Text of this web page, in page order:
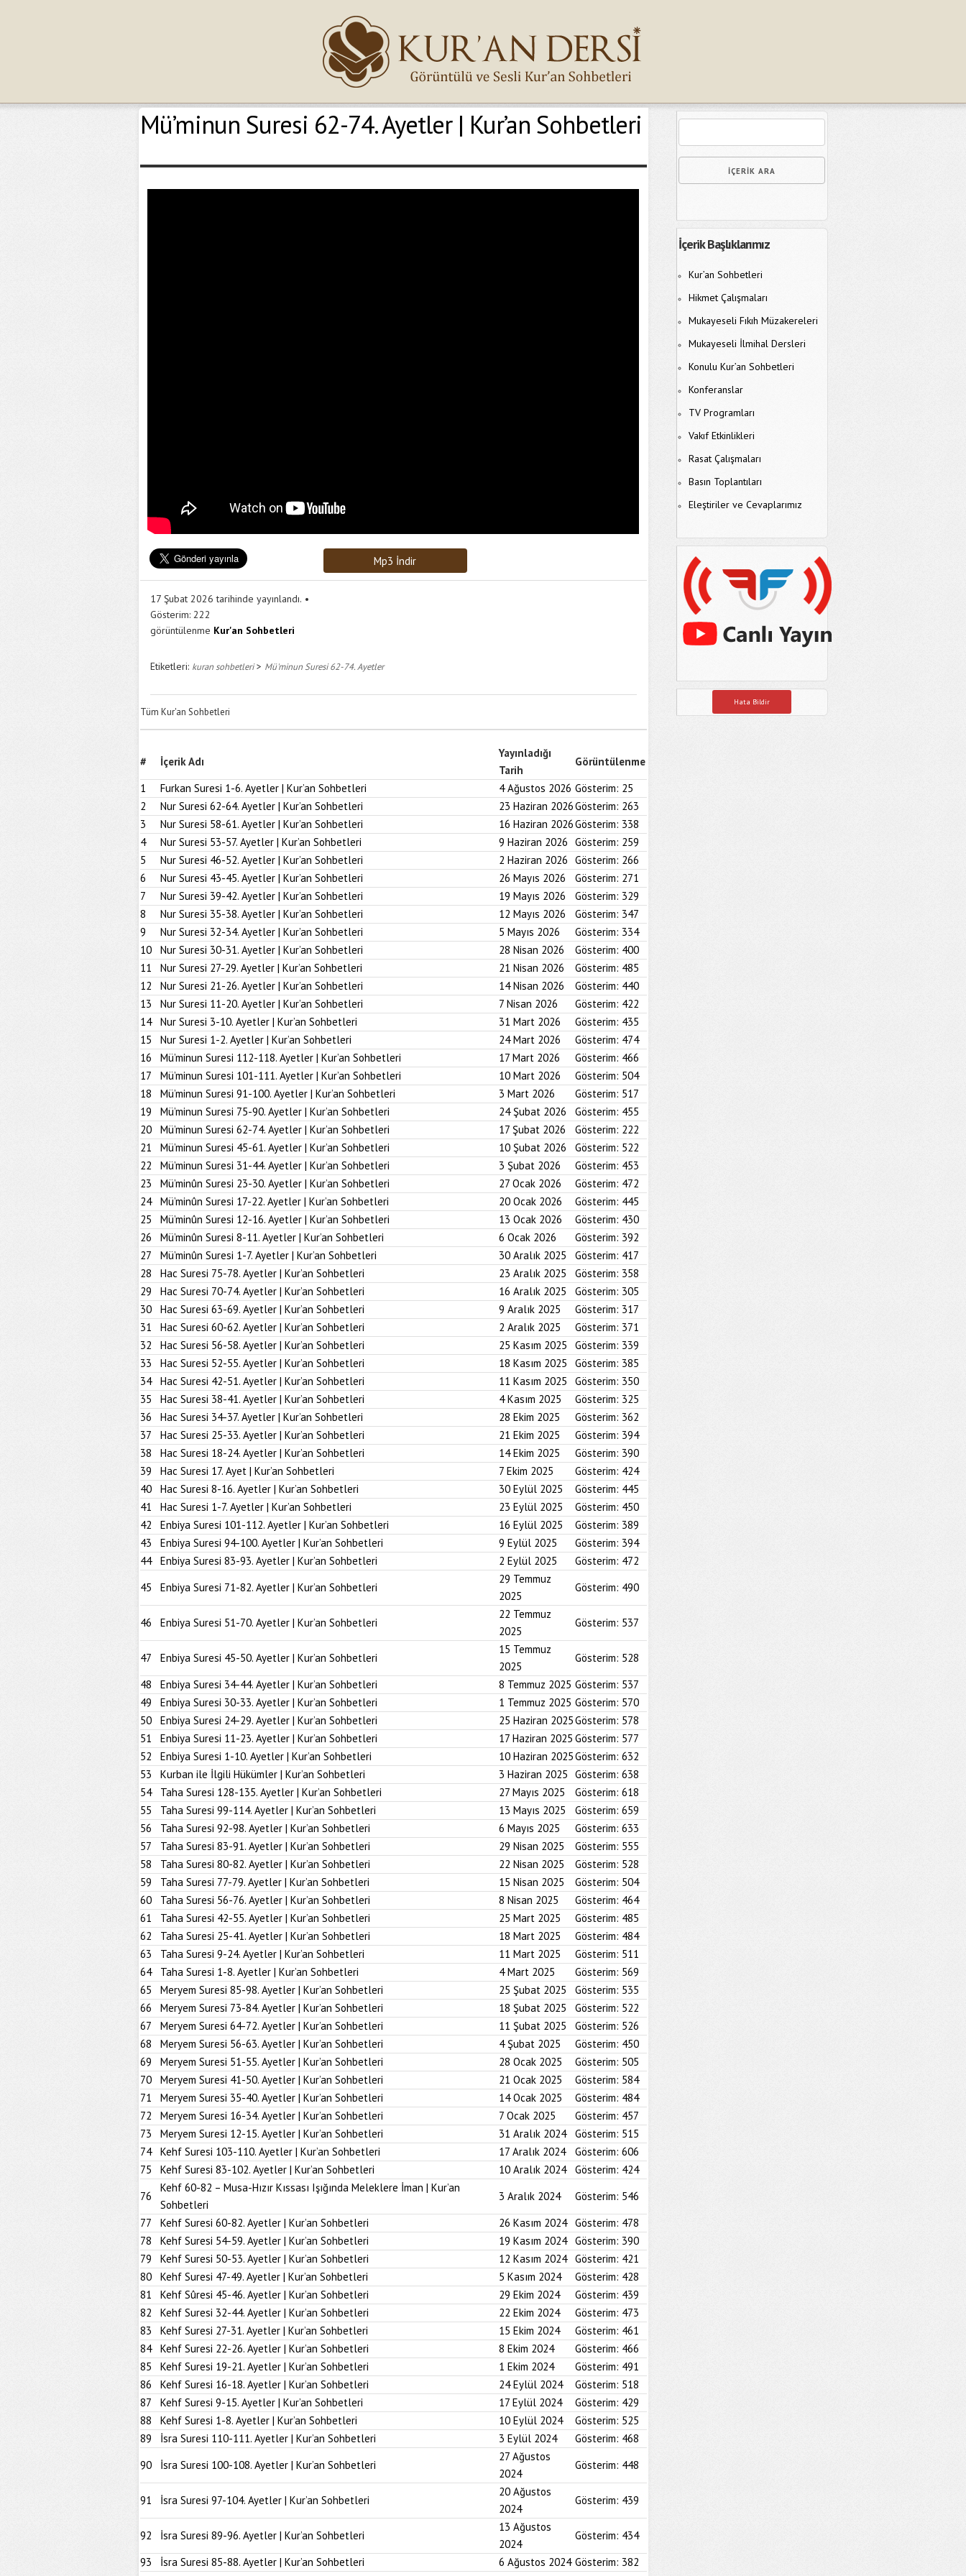
Mü’minun Suresi 62-74. Ayetler | Kur’an Sohbetleri
Mp3 İndir
17 Şubat 2026 tarihinde yayınlandı.
Gösterim: 222
görüntülenme Kur'an Sohbetleri
Etiketleri: kuran sohbetleri> Mü'minun Suresi 62-74. Ayetler
Tüm Kur'an Sohbetleri
# İçerik Adı
Yayınladığı
Tarih
Görüntülenme
1
Furkan Suresi 1-6. Ayetler | Kur’an Sohbetleri 4 Ağustos 2026 Gösterim: 25
2
Nur Suresi 62-64. Ayetler | Kur’an Sohbetleri 23 Haziran 2026Gösterim: 263
3
Nur Suresi 58-61. Ayetler | Kur’an Sohbetleri 16 Haziran 2026Gösterim: 338
4
Nur Suresi 53-57. Ayetler | Kur’an Sohbetleri 9 Haziran 2026 Gösterim: 259
5
Nur Suresi 46-52. Ayetler | Kur’an Sohbetleri 2 Haziran 2026 Gösterim: 266
6
Nur Suresi 43-45. Ayetler | Kur’an Sohbetleri 26 Mayıs 2026 Gösterim: 271
7
Nur Suresi 39-42. Ayetler | Kur’an Sohbetleri 19 Mayıs 2026 Gösterim: 329
8
Nur Suresi 35-38. Ayetler | Kur’an Sohbetleri 12 Mayıs 2026 Gösterim: 347
9
Nur Suresi 32-34. Ayetler | Kur’an Sohbetleri 5 Mayıs 2026 Gösterim: 334
10
Nur Suresi 30-31. Ayetler | Kur’an Sohbetleri 28 Nisan 2026 Gösterim: 400
11
Nur Suresi 27-29. Ayetler | Kur’an Sohbetleri 21 Nisan 2026 Gösterim: 485
12
Nur Suresi 21-26. Ayetler | Kur’an Sohbetleri 14 Nisan 2026 Gösterim: 440
13
Nur Suresi 11-20. Ayetler | Kur’an Sohbetleri 7 Nisan 2026 Gösterim: 422
14
Nur Suresi 3-10. Ayetler | Kur’an Sohbetleri 31 Mart 2026 Gösterim: 435
15
Nur Suresi 1-2. Ayetler | Kur’an Sohbetleri 24 Mart 2026 Gösterim: 474
16
Mü’minun Suresi 112-118. Ayetler | Kur’an Sohbetleri 17 Mart 2026 Gösterim: 466
17
Mü’minun Suresi 101-111. Ayetler | Kur’an Sohbetleri 10 Mart 2026 Gösterim: 504
18
Mü’minun Suresi 91-100. Ayetler | Kur’an Sohbetleri 3 Mart 2026 Gösterim: 517
19
Mü’minun Suresi 75-90. Ayetler | Kur’an Sohbetleri 24 Şubat 2026 Gösterim: 455
20
Mü’minun Suresi 62-74. Ayetler | Kur’an Sohbetleri 17 Şubat 2026 Gösterim: 222
21
Mü’minun Suresi 45-61. Ayetler | Kur’an Sohbetleri 10 Şubat 2026 Gösterim: 522
22
Mü’minun Suresi 31-44. Ayetler | Kur’an Sohbetleri 3 Şubat 2026 Gösterim: 453
23
Mü’minûn Suresi 23-30. Ayetler | Kur’an Sohbetleri 27 Ocak 2026 Gösterim: 472
24
Mü’minûn Suresi 17-22. Ayetler | Kur’an Sohbetleri 20 Ocak 2026 Gösterim: 445
25
Mü’minûn Suresi 12-16. Ayetler | Kur’an Sohbetleri 13 Ocak 2026 Gösterim: 430
26
Mü’minûn Suresi 8-11. Ayetler | Kur’an Sohbetleri 6 Ocak 2026 Gösterim: 392
27
Mü’minûn Suresi 1-7. Ayetler | Kur’an Sohbetleri 30 Aralık 2025 Gösterim: 417
28
Hac Suresi 75-78. Ayetler | Kur’an Sohbetleri 23 Aralık 2025 Gösterim: 358
29
Hac Suresi 70-74. Ayetler | Kur’an Sohbetleri 16 Aralık 2025 Gösterim: 305
30
Hac Suresi 63-69. Ayetler | Kur’an Sohbetleri 9 Aralık 2025 Gösterim: 317
31
Hac Suresi 60-62. Ayetler | Kur’an Sohbetleri 2 Aralık 2025 Gösterim: 371
32
Hac Suresi 56-58. Ayetler | Kur’an Sohbetleri 25 Kasım 2025 Gösterim: 339
33
Hac Suresi 52-55. Ayetler | Kur’an Sohbetleri 18 Kasım 2025 Gösterim: 385
34
Hac Suresi 42-51. Ayetler | Kur’an Sohbetleri 11 Kasım 2025 Gösterim: 350
35
Hac Suresi 38-41. Ayetler | Kur’an Sohbetleri 4 Kasım 2025 Gösterim: 325
36
Hac Suresi 34-37. Ayetler | Kur’an Sohbetleri 28 Ekim 2025 Gösterim: 362
37
Hac Suresi 25-33. Ayetler | Kur’an Sohbetleri 21 Ekim 2025 Gösterim: 394
38
Hac Suresi 18-24. Ayetler | Kur’an Sohbetleri 14 Ekim 2025 Gösterim: 390
39
Hac Suresi 17. Ayet | Kur’an Sohbetleri 7 Ekim 2025 Gösterim: 424
40
Hac Suresi 8-16. Ayetler | Kur’an Sohbetleri 30 Eylül 2025 Gösterim: 445
41
Hac Suresi 1-7. Ayetler | Kur’an Sohbetleri 23 Eylül 2025 Gösterim: 450
42
Enbiya Suresi 101-112. Ayetler | Kur’an Sohbetleri 16 Eylül 2025 Gösterim: 389
43
Enbiya Suresi 94-100. Ayetler | Kur’an Sohbetleri 9 Eylül 2025 Gösterim: 394
44
Enbiya Suresi 83-93. Ayetler | Kur’an Sohbetleri 2 Eylül 2025 Gösterim: 472
45
Enbiya Suresi 71-82. Ayetler | Kur’an Sohbetleri
29 Temmuz
2025
Gösterim: 490
46 Enbiya Suresi 51-70. Ayetler | Kur’an Sohbetleri
22 Temmuz
2025
Gösterim: 537
47 Enbiya Suresi 45-50. Ayetler | Kur’an Sohbetleri
15 Temmuz
2025
Gösterim: 528
48
Enbiya Suresi 34-44. Ayetler | Kur’an Sohbetleri 8 Temmuz 2025 Gösterim: 537
49
Enbiya Suresi 30-33. Ayetler | Kur’an Sohbetleri 1 Temmuz 2025 Gösterim: 570
50
Enbiya Suresi 24-29. Ayetler | Kur’an Sohbetleri 25 Haziran 2025Gösterim: 578
51
Enbiya Suresi 11-23. Ayetler | Kur’an Sohbetleri 17 Haziran 2025 Gösterim: 577
52
Enbiya Suresi 1-10. Ayetler | Kur’an Sohbetleri 10 Haziran 2025Gösterim: 632
53
Kurban ile İlgili Hükümler | Kur’an Sohbetleri 3 Haziran 2025 Gösterim: 638
54
Taha Suresi 128-135. Ayetler | Kur’an Sohbetleri 27 Mayıs 2025 Gösterim: 618
55
Taha Suresi 99-114. Ayetler | Kur’an Sohbetleri 13 Mayıs 2025 Gösterim: 659
56
Taha Suresi 92-98. Ayetler | Kur’an Sohbetleri 6 Mayıs 2025 Gösterim: 633
57
Taha Suresi 83-91. Ayetler | Kur’an Sohbetleri 29 Nisan 2025 Gösterim: 555
58
Taha Suresi 80-82. Ayetler | Kur’an Sohbetleri 22 Nisan 2025 Gösterim: 528
59
Taha Suresi 77-79. Ayetler | Kur’an Sohbetleri 15 Nisan 2025 Gösterim: 504
60
Taha Suresi 56-76. Ayetler | Kur’an Sohbetleri 8 Nisan 2025 Gösterim: 464
61
Taha Suresi 42-55. Ayetler | Kur’an Sohbetleri 25 Mart 2025 Gösterim: 485
62
Taha Suresi 25-41. Ayetler | Kur’an Sohbetleri 18 Mart 2025 Gösterim: 484
63
Taha Suresi 9-24. Ayetler | Kur’an Sohbetleri 11 Mart 2025 Gösterim: 511
64
Taha Suresi 1-8. Ayetler | Kur’an Sohbetleri 4 Mart 2025 Gösterim: 569
65
Meryem Suresi 85-98. Ayetler | Kur’an Sohbetleri 25 Şubat 2025 Gösterim: 535
66
Meryem Suresi 73-84. Ayetler | Kur’an Sohbetleri 18 Şubat 2025 Gösterim: 522
67
Meryem Suresi 64-72. Ayetler | Kur’an Sohbetleri 11 Şubat 2025 Gösterim: 526
68
Meryem Suresi 56-63. Ayetler | Kur’an Sohbetleri 4 Şubat 2025 Gösterim: 450
69
Meryem Suresi 51-55. Ayetler | Kur’an Sohbetleri 28 Ocak 2025 Gösterim: 505
70
Meryem Suresi 41-50. Ayetler | Kur’an Sohbetleri 21 Ocak 2025 Gösterim: 584
71
Meryem Suresi 35-40. Ayetler | Kur’an Sohbetleri 14 Ocak 2025 Gösterim: 484
72
Meryem Suresi 16-34. Ayetler | Kur’an Sohbetleri 7 Ocak 2025 Gösterim: 457
73
Meryem Suresi 12-15. Ayetler | Kur’an Sohbetleri 31 Aralık 2024 Gösterim: 515
74
Kehf Suresi 103-110. Ayetler | Kur’an Sohbetleri 17 Aralık 2024 Gösterim: 606
75
Kehf Suresi 83-102. Ayetler | Kur’an Sohbetleri 10 Aralık 2024 Gösterim: 424
76
Kehf 60-82 – Musa-Hızır Kıssası Işığında Meleklere İman | Kur’an
Sohbetleri
3 Aralık 2024 Gösterim: 546
77
Kehf Suresi 60-82. Ayetler | Kur’an Sohbetleri 26 Kasım 2024 Gösterim: 478
78
Kehf Suresi 54-59. Ayetler | Kur’an Sohbetleri 19 Kasım 2024 Gösterim: 390
79
Kehf Suresi 50-53. Ayetler | Kur’an Sohbetleri 12 Kasım 2024 Gösterim: 421
80
Kehf Suresi 47-49. Ayetler | Kur’an Sohbetleri 5 Kasım 2024 Gösterim: 428
81
Kehf Sûresi 45-46. Ayetler | Kur’an Sohbetleri 29 Ekim 2024 Gösterim: 439
82
Kehf Suresi 32-44. Ayetler | Kur’an Sohbetleri 22 Ekim 2024 Gösterim: 473
83
Kehf Suresi 27-31. Ayetler | Kur’an Sohbetleri 15 Ekim 2024 Gösterim: 461
84
Kehf Suresi 22-26. Ayetler | Kur’an Sohbetleri 8 Ekim 2024 Gösterim: 466
85
Kehf Suresi 19-21. Ayetler | Kur’an Sohbetleri 1 Ekim 2024 Gösterim: 491
86
Kehf Suresi 16-18. Ayetler | Kur’an Sohbetleri 24 Eylül 2024 Gösterim: 518
87
Kehf Suresi 9-15. Ayetler | Kur’an Sohbetleri 17 Eylül 2024 Gösterim: 429
88
Kehf Suresi 1-8. Ayetler | Kur’an Sohbetleri 10 Eylül 2024 Gösterim: 525
89
İsra Suresi 110-111. Ayetler | Kur’an Sohbetleri 3 Eylül 2024 Gösterim: 468
90
İsra Suresi 100-108. Ayetler | Kur’an Sohbetleri
27 Ağustos
2024
Gösterim: 448
91 İsra Suresi 97-104. Ayetler | Kur’an Sohbetleri
20 Ağustos
2024
Gösterim: 439
92 İsra Suresi 89-96. Ayetler | Kur’an Sohbetleri
13 Ağustos
2024
Gösterim: 434
93
İsra Suresi 85-88. Ayetler | Kur’an Sohbetleri 6 Ağustos 2024 Gösterim: 382
İçerik Başlıklarımız
Kur’an Sohbetleri
Hikmet Çalışmaları
Mukayeseli Fıkıh Müzakereleri
Mukayeseli İlmihal Dersleri
Konulu Kur’an Sohbetleri
Konferanslar
TV Programları
Vakıf Etkinlikleri
Rasat Çalışmaları
Basın Toplantıları
Eleştiriler ve Cevaplarımız
Hata Bildir